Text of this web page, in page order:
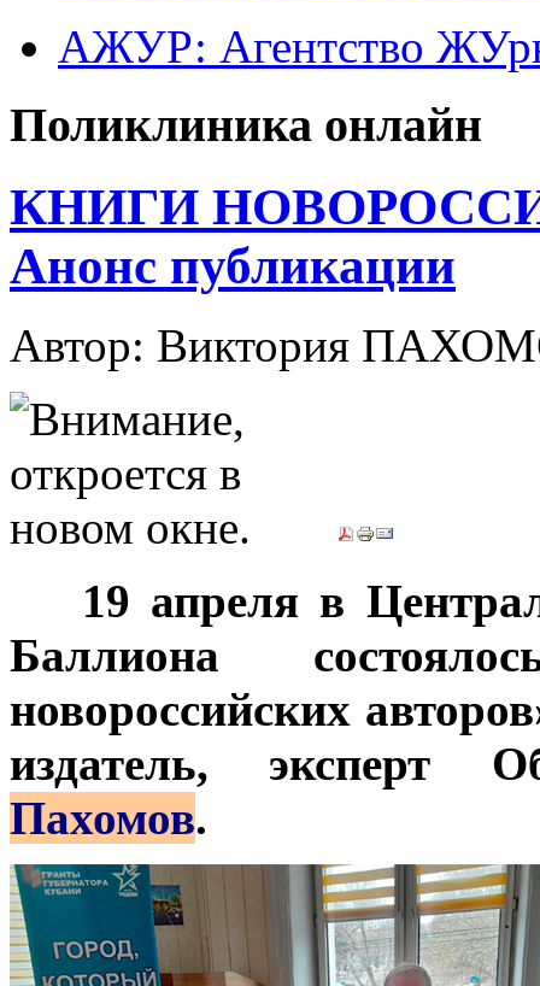
АЖУР: Агентство
Поликлиника онлайн
КНИГИ
Анонс публикации
Автор: Виктория
19 апреля в
Баллиона
новороссийских
издатель, эксперт
Пахомов.